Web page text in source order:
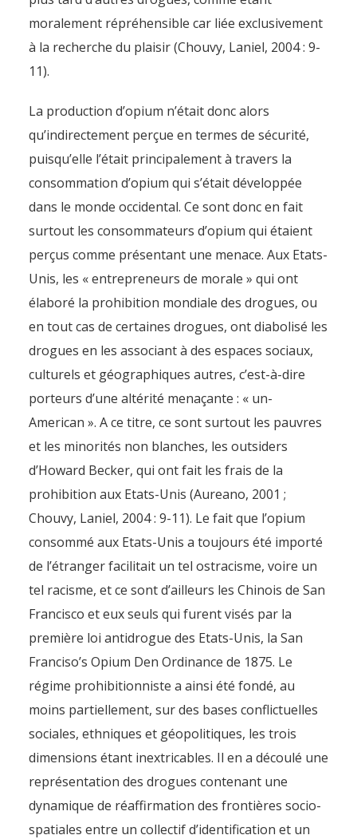
Production illicite d’opium et
sécurité globale en
Afghanistan
ByPierre-Arnaud Chouvy 7 February 2008
moralement répréhensible car liée exclusivement
à la recherche du plaisir (Chouvy, Laniel, 2004 : 9-
11).
La production d’opium n’était donc alors
qu’indirectement perçue en termes de sécurité,
puisqu’elle l’était principalement à travers la
consommation d’opium qui s’était développée
dans le monde occidental. Ce sont donc en fait
surtout les consommateurs d’opium qui étaient
perçus comme présentant une menace. Aux Etats-
Unis, les « entrepreneurs de morale » qui ont
élaboré la prohibition mondiale des drogues, ou
en tout cas de certaines drogues, ont diabolisé les
drogues en les associant à des espaces sociaux,
culturels et géographiques autres, c’est-à-dire
porteurs d’une altérité menaçante : « un-
American ». A ce titre, ce sont surtout les pauvres
et les minorités non blanches, les outsiders
d’Howard Becker, qui ont fait les frais de la
prohibition aux Etats-Unis (Aureano, 2001 ;
Chouvy, Laniel, 2004 : 9-11). Le fait que l’opium
consommé aux Etats-Unis a toujours été importé
de l’étranger facilitait un tel ostracisme, voire un
tel racisme, et ce sont d’ailleurs les Chinois de San
Francisco et eux seuls qui furent visés par la
première loi antidrogue des Etats-Unis, la San
Franciso’s Opium Den Ordinance de 1875. Le
régime prohibitionniste a ainsi été fondé, au
moins partiellement, sur des bases conflictuelles
sociales, ethniques et géopolitiques, les trois
dimensions étant inextricables. Il en a découlé une
représentation des drogues contenant une
dynamique de réaffirmation des frontières socio-
spatiales entre un collectif d’identification et un